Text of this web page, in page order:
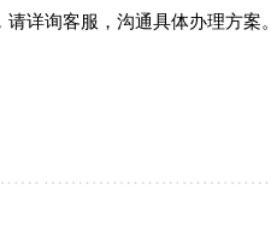
详询客服，沟通具体办理方案。